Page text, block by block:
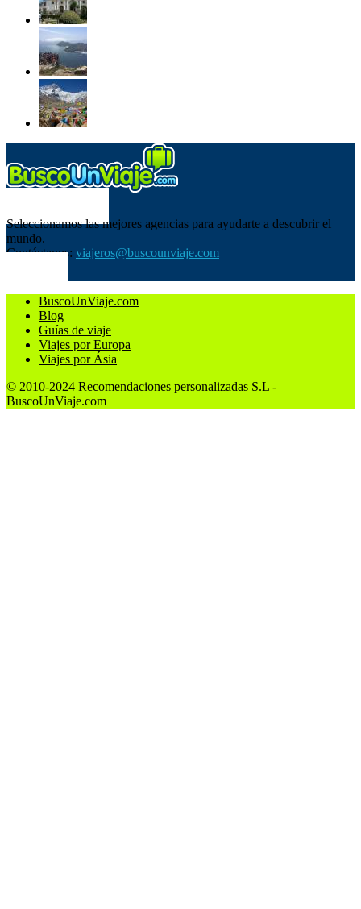
Seleccionamos las mejores agencias para ayudarte a descubrir el
mundo.
Contáctanos: viajeros@buscounviaje.com
BuscoUnViaje.com
Blog
Guías de viaje
Viajes por Europa
Viajes por Ásia
© 2010-2024 Recomendaciones personalizadas S.L -
BuscoUnViaje.com